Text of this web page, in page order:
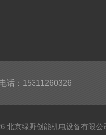
话：15311260326
北京绿野创能机电设备有限